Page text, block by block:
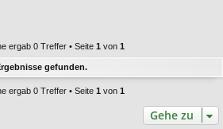
ergab 0 Treffer • Seite 1 von 1
gefunden.
ergab 0 Treffer • Seite 1 von 1
Gehe zu